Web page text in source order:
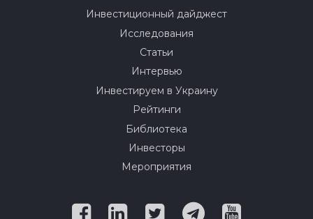
Инвестиционный дайджест
Исследования
Статьи
Интервью
Инвестируем в Украину
Рейтинги
Библиотека
Инвесторы
Мероприятия